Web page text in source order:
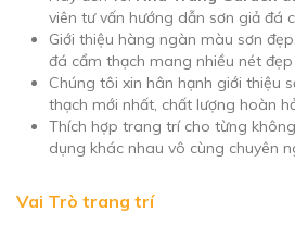
viên tư vấn hướng dẫn sơn giả đá
Giới thiệu hàng ngàn màu sơn
đá cẩm thạch mang nhiều nét
Chúng tôi xin hân hạnh giới thiệu
thạch mới nhất, chất lượng hoàn
Thích hợp trang trí cho từng
dụng khác nhau vô cùng chuyên
Vai Trò trang trí